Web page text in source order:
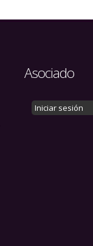
Asociado
Iniciar sesión